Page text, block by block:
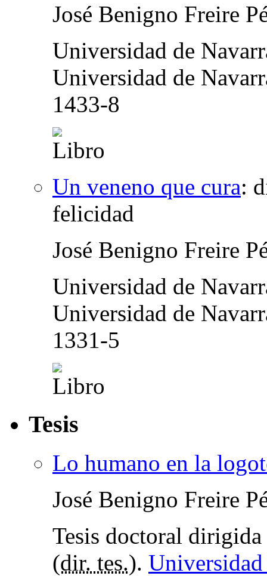
José Benigno Freire
Universidad de
Universidad de
1433-8
Un veneno que cura:
felicidad
José Benigno Freire
Universidad de
Universidad de
1331-5
Tesis
Lo humano en la
José Benigno Freire
Tesis doctoral
(dir. tes.).